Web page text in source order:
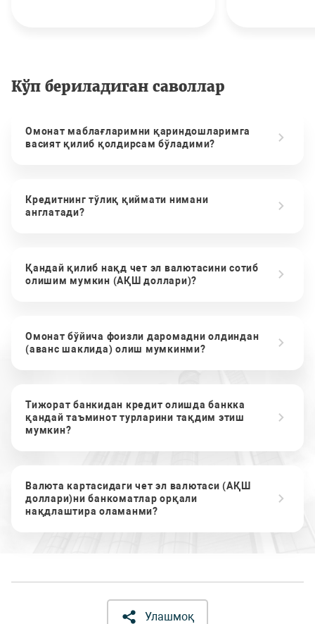
Кўп бериладиган саволлар
Омонат маблағларимни қариндошларимга
васият қилиб қолдирсам бўладими?
Кредитнинг тўлиқ қиймати нимани
англатади?
Қандай қилиб нақд чет эл валютасини сотиб
олишим мумкин (АҚШ доллари)?
Омонат бўйича фоизли даромадни олдиндан
(аванс шаклида) олиш мумкинми?
Тижорат банкидан кредит олишда банкка
қандай таъминот турларини тақдим этиш
мумкин?
Валюта картасидаги чет эл валютаси (АҚШ
доллари)ни банкоматлар орқали
нақдлаштира оламанми?
Улашмоқ